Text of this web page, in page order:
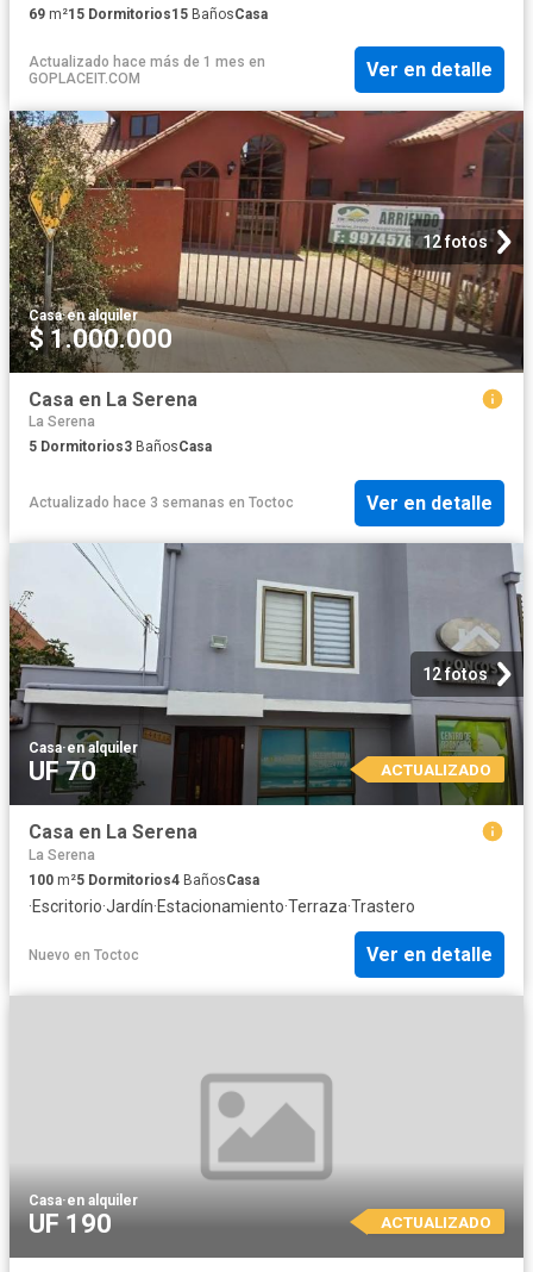
69 m²15 Dormitorios15 BañosCasa
Actualizado hace más de 1 mes en
GOPLACEIT.COM
Ver en detalle
12 fotos
Casa·en alquiler
$ 1.000.000
Casa en La Serena
La Serena
5 Dormitorios3 BañosCasa
Actualizado hace 3 semanas en Toctoc Ver en detalle
12 fotos
Casa·en alquiler
UF 70 ACTUALIZADO
Casa en La Serena
La Serena
100 m²5 Dormitorios4 BañosCasa
·Escritorio·Jardín·Estacionamiento·Terraza·Trastero
Nuevo en Toctoc Ver en detalle
Casa·en alquiler
UF 190 ACTUALIZADO